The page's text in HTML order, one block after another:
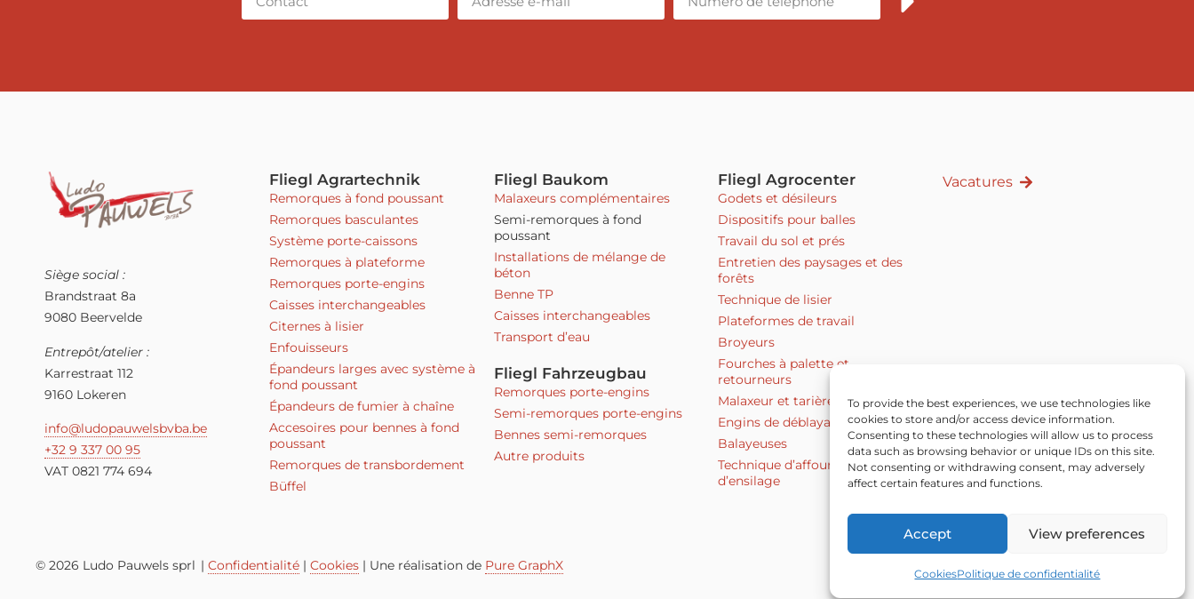
To provide the best experiences, we use technologies like
cookies to store and/or access device information.
Consenting to these technologies will allow us to process
data such as browsing behavior or unique IDs on this site.
Not consenting or withdrawing consent, may adversely
affect certain features and functions.
Accept View preferences
CookiesPolitique de confidentialité
Siège social :
Brandstraat 8a
9080 Beervelde
Entrepôt/atelier :
Karrestraat 112
9160 Lokeren
info@ludopauwelsbvba.be
+32 9 337 00 95
VAT 0821 774 694
Fliegl Agrartechnik
Remorques à fond poussant
Remorques basculantes
Système porte-caissons
Remorques à plateforme
Remorques porte-engins
Caisses interchangeables
Citernes à lisier
Enfouisseurs
Épandeurs larges avec système à
fond poussant
Épandeurs de fumier à chaîne
Accesoires pour bennes à fond
poussant
Remorques de transbordement
Büffel
Fliegl Baukom
Malaxeurs complémentaires
Semi-remorques à fond
poussant
Installations de mélange de
béton
Benne TP
Caisses interchangeables
Transport d’eau
Fliegl Fahrzeugbau
Remorques porte-engins
Semi-remorques porte-engins
Bennes semi-remorques
Autre produits
Fliegl Agrocenter
Godets et désileurs
Dispositifs pour balles
Travail du sol et prés
Entretien des paysages et des
forêts
Technique de lisier
Plateformes de travail
Broyeurs
Fourches à palette et
retourneurs
Malaxeur et tarière
Engins de déblayage
Balayeuses
Technique d’affouragement et
d’ensilage
Vacatures
© 2026 Ludo Pauwels sprl | Confidentialité | Cookies | Une réalisation de Pure GraphX